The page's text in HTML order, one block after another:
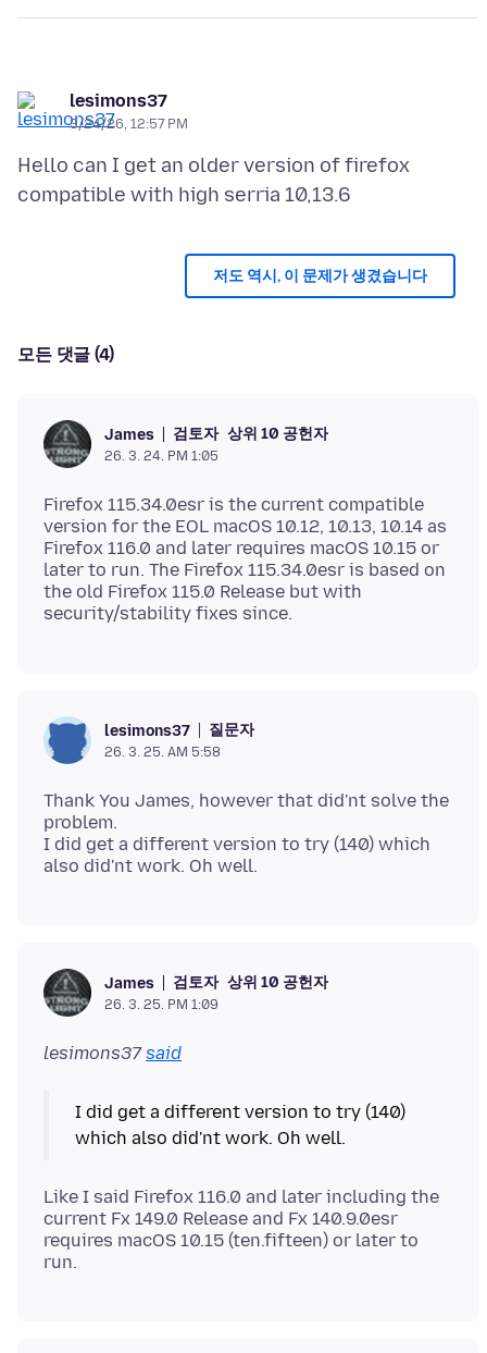
lesimons37
3/24/26, 12:57 PM
Hello can I get an older version of firefox
저도 역시, 이 문제가 생겼습니다
모든 댓글 (4)
James 검토자 상위 10 공헌자
26. 3. 24. PM 1:05
Firefox 115.34.0esr is the current compatible
version for the EOL macOS 10.12, 10.13, 10.14 as
Firefox 116.0 and later requires macOS 10.15 or
later to run. The Firefox 115.34.0esr is based on
the old Firefox 115.0 Release but with
lesimons37 질문자
26. 3. 25. AM 5:58
Thank You James, however that did'nt solve the
problem.
I did get a different version to try (140) which
James 검토자 상위 10 공헌자
26. 3. 25. PM 1:09
lesimons37said
I did get a different version to try (140)
Like I said Firefox 116.0 and later including the
current Fx 149.0 Release and Fx 140.9.0esr
requires macOS 10.15 (ten.fifteen) or later to